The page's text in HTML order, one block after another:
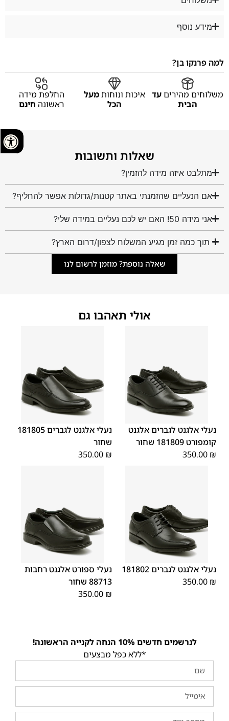
מידע נוסף
למה פרנקו בן?
משלוחים מהיריםעד
הבית
איכות ונוחותמעל
הכל
החלפת מידה
ראשונה חינם
שאלות ותשובות
מתלבט איזה מידה להזמין?
אם הנעליים שהזמנתי באתר קטנות/גדולות אפשר להחליף?
אני מידה 50! האם יש לכם נעליים במידה שלי?
תוך כמה זמן מגיע המשלוח לצפון/דרום הארץ?
שאלה נוספת? מוזמן לרשום לנו
אולי תאהבו גם
40
41
42
43
44
נעלי אלגנט לגברים אלגנט
קומפורט 181809 שחור
350.00 ₪
40
41
42
43
44
נעלי אלגנט לגברים 181805
שחור
350.00 ₪
40
41
42
43
44
נעלי אלגנט לגברים 181802
350.00 ₪
40
41
42
43
נעלי ספורט אלגנט רחבות
88713 שחור
350.00 ₪
לנרשמים חדשים 10% הנחה לקנייה הראשונה!
*ללא כפל מבצעים